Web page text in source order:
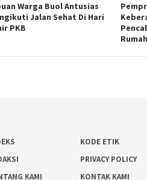
Warga Buol Antusias
Jalan Sehat Di Hari
PKB
KODE ETIK
PRIVACY POLICY
KAMI
KONTAK KAMI